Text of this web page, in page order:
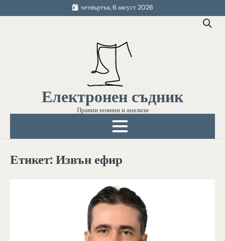
to
четвъртък, 6 август 2026
Електронен съдник
Правни новини и анализи
Етикет:Извън ефир